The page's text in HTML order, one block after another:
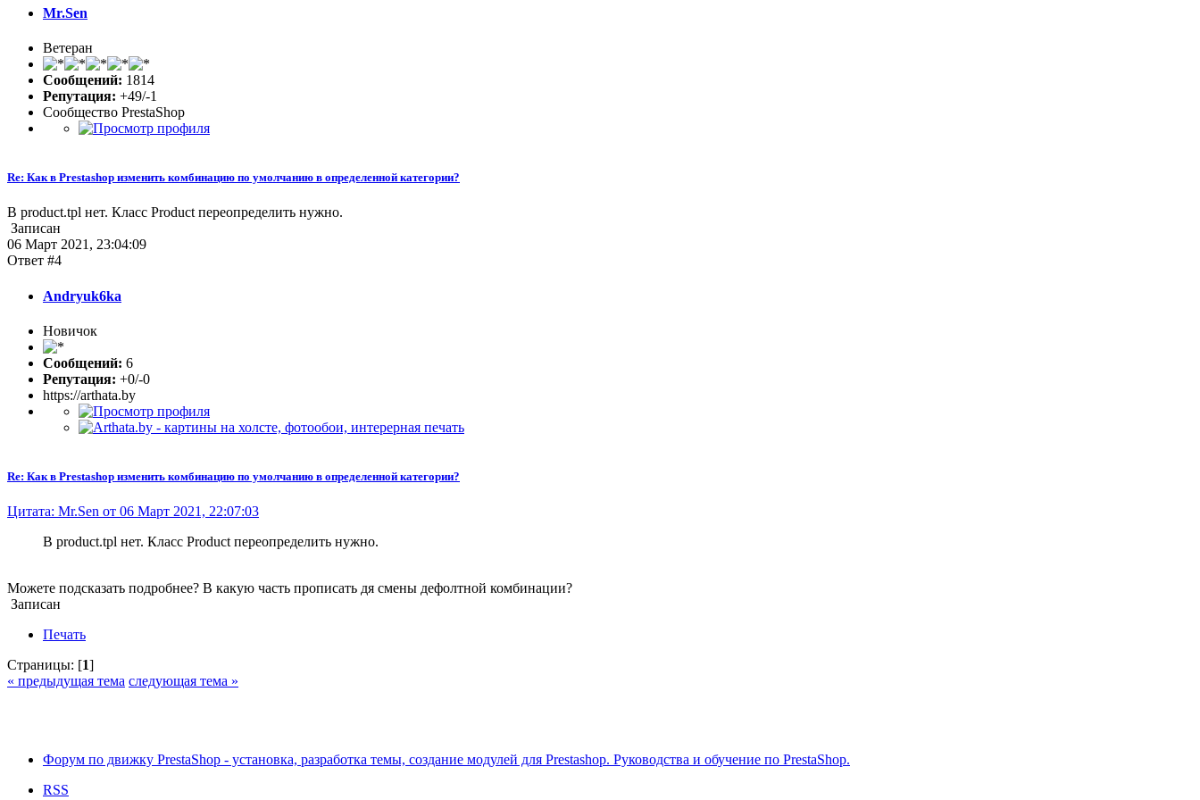
Mr.Sen
Ветеран
Сообщений: 1814
Репутация: +49/-1
Сообщество PrestaShop
Re: Как в Prestashop изменить комбинацию по умолчанию в определенной категории?
В product.tpl нет. Класс Product переопределить нужно.
Записан
06 Март 2021, 23:04:09
Ответ #4
Andryuk6ka
Новичок
Сообщений: 6
Репутация: +0/-0
https://arthata.by
Re: Как в Prestashop изменить комбинацию по умолчанию в определенной категории?
Цитата: Mr.Sen от 06 Март 2021, 22:07:03
В product.tpl нет. Класс Product переопределить нужно.
Можете подсказать подробнее? В какую часть прописать дя смены дефолтной комбинации?
Записан
Печать
Страницы: [1]
« предыдущая тема следующая тема »
Форум по движку PrestaShop - установка, разработка темы, создание модулей для Prestashop. Руководства и обучение по PrestaShop.
RSS